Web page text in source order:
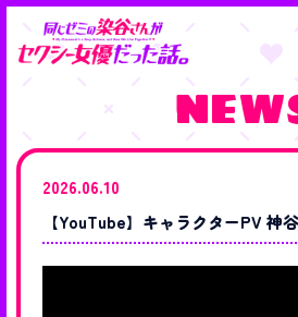
2026.06.10
【YouTube】キャラクターPV 神